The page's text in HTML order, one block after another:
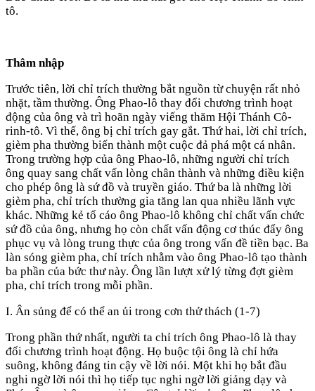
tô.
Thâm nhập
Trước tiên, lời chỉ trích thường bắt nguồn từ chuyện rất nhỏ
nhặt, tầm thường. Ông Phao-lô thay đổi chương trình hoạt
động của ông và trì hoãn ngày viếng thăm Hội Thánh Cô-
rinh-tô. Vì thế, ông bị chỉ trích gay gắt. Thứ hai, lời chỉ trích,
gièm pha thường biến thành một cuộc đả phá một cá nhân.
Trong trường hợp của ông Phao-lô, những người chỉ trích
ông quay sang chất vấn lòng chân thành và những điều kiện
cho phép ông là sứ đồ và truyền giáo. Thứ ba là những lời
gièm pha, chỉ trích thường gia tăng lan qua nhiều lãnh vực
khác. Những kẻ tố cáo ông Phao-lô không chỉ chất vấn chức
sứ đồ của ông, nhưng họ còn chất vấn động cơ thúc đẩy ông
phục vụ và lòng trung thực của ông trong vấn đề tiền bạc. Ba
làn sóng gièm pha, chỉ trích nhằm vào ông Phao-lô tạo thành
ba phần của bức thư này. Ông lần lượt xử lý từng đợt gièm
pha, chỉ trích trong mỗi phần.
I. Ân sủng để có thể an ủi trong cơn thử thách (1-7)
Trong phần thứ nhất, người ta chỉ trích ông Phao-lô là thay
đổi chương trình hoạt động. Họ buộc tội ông là chỉ hứa
suông, không đáng tin cậy về lời nói. Một khi họ bắt đầu
nghi ngờ lời nói thì họ tiếp tục nghi ngờ lời giảng dạy và